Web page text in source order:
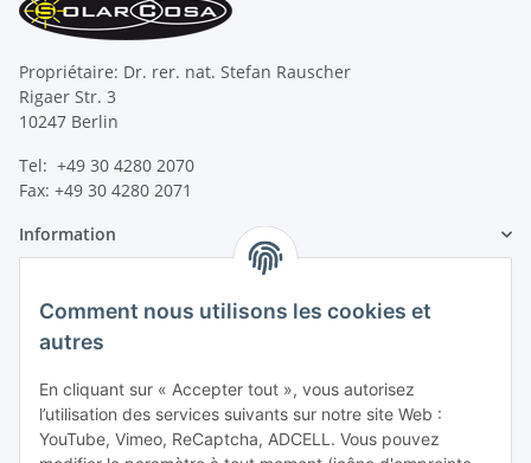
Comment nous utilisons les cookies et
autres
En cliquant sur « Accepter tout », vous autorisez
l’utilisation des services suivants sur notre site Web :
YouTube, Vimeo, ReCaptcha, ADCELL. Vous pouvez
Propriétaire: Dr. rer. nat. Stefan Rauscher
Rigaer Str. 3
10247 Berlin
Tel: +49 30 4280 2070
Fax: +49 30 4280 2071
Information
Information légale